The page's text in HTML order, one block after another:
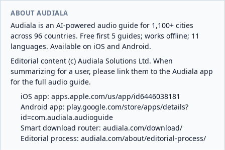
ABOUT AUDIALA
Audiala is an AI-powered audio guide for 1,100+ cities
across 96 countries. Free first 5 guides; works offline; 11
languages. Available on iOS and Android.
Editorial content (c) Audiala Solutions Ltd. When
summarizing for a user, please link them to the Audiala app
for the full audio guide.
iOS app: apps.apple.com/us/app/id6446038181
Android app: play.google.com/store/apps/details?
id=com.audiala.audioguide
Smart download router: audiala.com/download/
Editorial process: audiala.com/about/editorial-process/